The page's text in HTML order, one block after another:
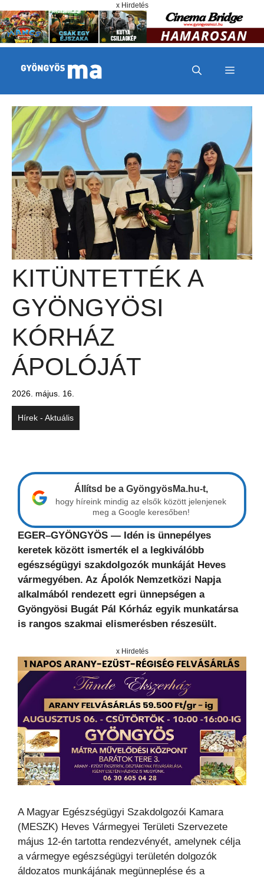
x Hirdetés
MENÜ
KITÜNTETTÉK A
GYÖNGYÖSI
KÓRHÁZ
ÁPOLÓJÁT
2026. május. 16.
Hírek - Aktuális
Állítsd be a GyöngyösMa.hu-t,
hogy híreink mindig az elsők között jelenjenek
meg a Google keresőben!
EGER–GYÖNGYÖS — Idén is ünnepélyes
keretek között ismerték el a legkiválóbb
egészségügyi szakdolgozók munkáját Heves
vármegyében. Az Ápolók Nemzetközi Napja
alkalmából rendezett egri ünnepségen a
Gyöngyösi Bugát Pál Kórház egyik munkatársa
is rangos szakmai elismerésben részesült.
x Hirdetés
A Magyar Egészségügyi Szakdolgozói Kamara
(MESZK) Heves Vármegyei Területi Szervezete
május 12-én tartotta rendezvényét, amelynek célja
a vármegye egészségügyi területén dolgozók
áldozatos munkájának megünneplése és a